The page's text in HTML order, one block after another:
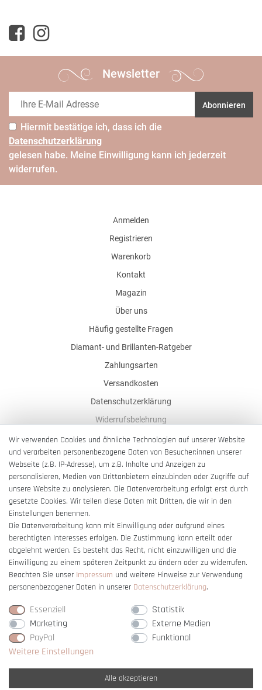
Newsletter
Abonnieren
Hiermit bestätige ich, dass ich die
Daten­schutz­erklärung
gelesen habe. Meine Einwilligung kann ich jederzeit
widerrufen.
Anmelden
Registrieren
Warenkorb
Kontakt
Magazin
Über uns
Häufig gestellte Fragen
Diamant- und Brillanten-Ratgeber
Zahlungsarten
Versandkosten
Datenschutzerklärung
Widerrufsbelehrung
AGB
Impressum
Barrierefreiheitserklärung
Vertrag widerrufen
Wir verwenden Cookies und ähnliche Technologien auf unserer Website
und verarbeiten personenbezogene Daten von Besucher:innen unserer
Webseite (z.B. IP-Adresse), um z.B. Inhalte und Anzeigen zu
personalisieren, Medien von Drittanbietern einzubinden oder Zugriffe auf
unsere Website zu analysieren. Die Datenverarbeitung erfolgt erst durch
gesetzte Cookies. Wir teilen diese Daten mit Dritten, die wir in den
Einstellungen benennen.
Die Datenverarbeitung kann mit Einwilligung oder aufgrund eines
berechtigten Interesses erfolgen. Die Zustimmung kann erteilt oder
abgelehnt werden. Es besteht das Recht, nicht einzuwilligen und die
Einwilligung zu einem späteren Zeitpunkt zu ändern oder zu widerrufen.
Beachten Sie unser Impressum und weitere Hinweise zur Verwendung
personenbezogener Daten in unserer Daten­schutz­erklärung.
Essenziell
Statistik
Marketing
Externe Medien
PayPal
Funktional
Weitere Einstellungen
Alle akzeptieren